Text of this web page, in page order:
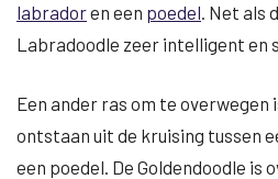
labradoren een poedel. Net als
Labradoodle zeer intelligent en
Een ander ras om te overwegen
ontstaan uit de kruising tussen
een poedel. De Goldendoodle is